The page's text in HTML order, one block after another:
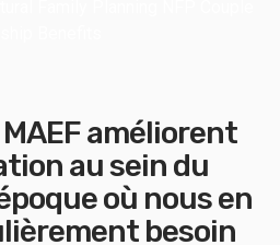
améliorent
au sein du
où nous en
besoin